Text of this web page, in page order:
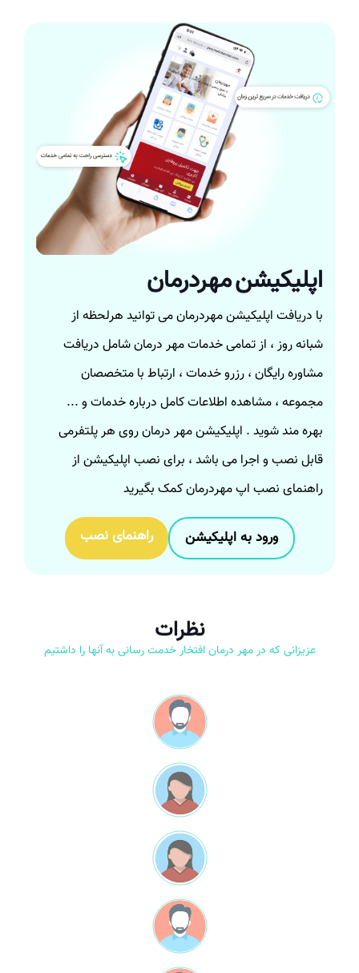
اپلیکیشن مهردرمان
با دریافت اپلیکیشن مهردرمان می توانید هرلحظه از
شبانه روز ، از تمامی خدمات مهر درمان شامل دریافت
مشاوره رایگان ، رزرو خدمات ، ارتباط با متخصصان
مجموعه ، مشاهده اطلاعات کامل درباره خدمات و ...
بهره مند شوید . اپلیکیشن مهر درمان روی هر پلتفرمی
قابل نصب و اجرا می باشد ، برای نصب اپلیکیشن از
راهنمای نصب اپ مهردرمان کمک بگیرید
ورود به اپلیکیشن راهنمای نصب
نظرات
عزیزانی که در مهر درمان افتخار خدمت رسانی به آنها را داشتیم